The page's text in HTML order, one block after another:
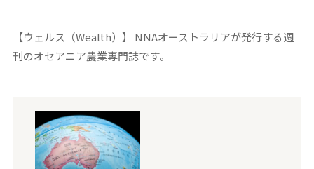
【ウェルス（Wealth）】 NNAオーストラリアが発行する週
刊のオセアニア農業専門誌です。